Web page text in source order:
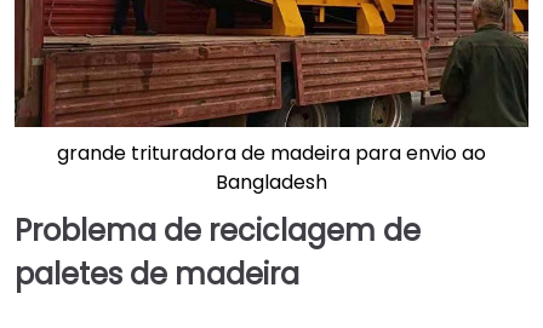
grande trituradora de madeira para envio ao
Bangladesh
Problema de reciclagem de
paletes de madeira